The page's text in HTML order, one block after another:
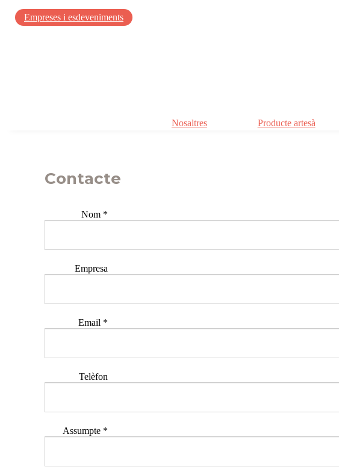
Nosaltres Producte artesà
Empreses i esdeveniments
Contacte
Nom *
Empresa
Email *
Telèfon
Assumpte *